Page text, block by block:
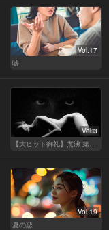
Vol.17
嘘
Vol.3
Vol.19
夏の恋